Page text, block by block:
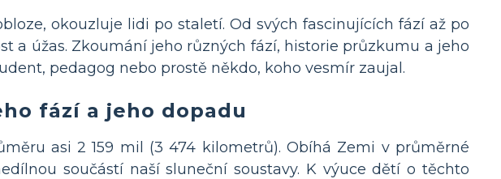
okouzluje lidi po staletí. Od svých fascinujících fází až po
a úžas. Zkoumání jeho různých fází, historie průzkumu a jeho
pedagog nebo prostě někdo, koho vesmír zaujal.
fází a jeho dopadu
asi 2 159 mil (3 474 kilometrů). Obíhá Zemi v průměrné
součástí naší sluneční soustavy. K výuce dětí o těchto